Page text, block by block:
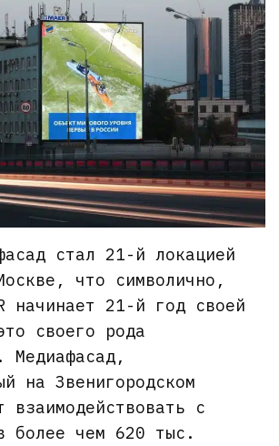
стал 21-й локацией
что символично,
начинает 21-й год своей
своего рода
Медиафасад,
на Звенигородском
взаимодействовать с
более чем 620 тыс.